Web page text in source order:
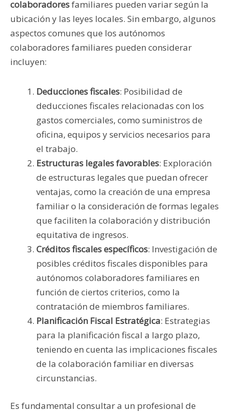
colaboradoresfamiliares pueden variar según la
ubicación y las leyes locales. Sin embargo, algunos
aspectos comunes que los autónomos
colaboradores familiares pueden considerar
incluyen:
Deducciones fiscales: Posibilidad de
deducciones fiscales relacionadas con los
gastos comerciales, como suministros de
oficina, equipos y servicios necesarios para
el trabajo.
Estructuras legales favorables: Exploración
de estructuras legales que puedan ofrecer
ventajas, como la creación de una empresa
familiar o la consideración de formas legales
que faciliten la colaboración y distribución
equitativa de ingresos.
Créditos fiscales específicos: Investigación de
posibles créditos fiscales disponibles para
autónomos colaboradores familiares en
función de ciertos criterios, como la
contratación de miembros familiares.
Planificación Fiscal Estratégica: Estrategias
para la planificación fiscal a largo plazo,
teniendo en cuenta las implicaciones fiscales
de la colaboración familiar en diversas
circunstancias.
Es fundamental consultar a un profesional de